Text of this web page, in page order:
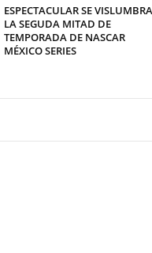
ESPECTACULAR SE VISLUMBRA
LA SEGUDA MITAD DE
TEMPORADA DE NASCAR
MÉXICO SERIES